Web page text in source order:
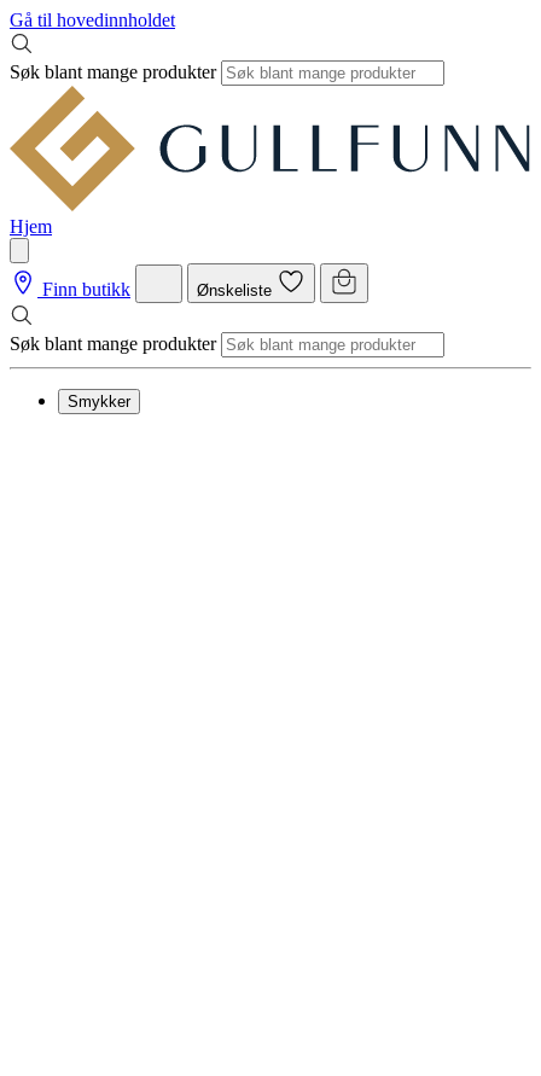
Gå til hovedinnholdet
Søk blant mange produkter
Hjem
Finn butikk Ønskeliste
Søk blant mange produkter
Smykker